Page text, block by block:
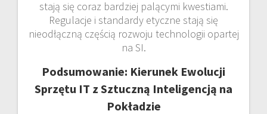
stają się coraz bardziej palącymi kwestiami.
Regulacje i standardy etyczne stają się
nieodłączną częścią rozwoju technologii opartej
na SI.
Podsumowanie: Kierunek Ewolucji
Sprzętu IT z Sztuczną Inteligencją na
Pokładzie